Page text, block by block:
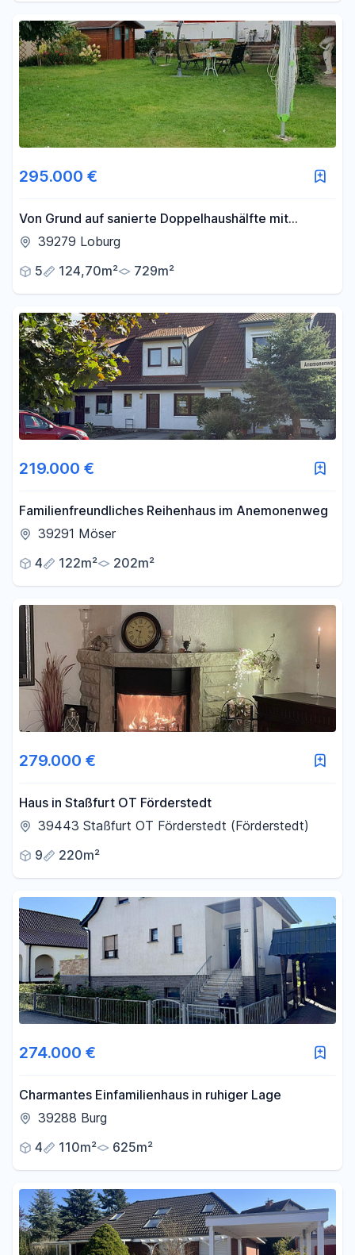
295.000 €
Von Grund auf sanierte Doppelhaushälfte mit
herrlichem Atelier und schön angelegtem Garten
39279 Loburg
5
124,70m² 729m²
219.000 €
Familienfreundliches Reihenhaus im Anemonenweg
39291 Möser
4
122m² 202m²
279.000 €
Haus in Staßfurt OT Förderstedt
39443 Staßfurt OT Förderstedt (Förderstedt)
9
220m²
274.000 €
Charmantes Einfamilienhaus in ruhiger Lage
39288 Burg
4
110m² 625m²